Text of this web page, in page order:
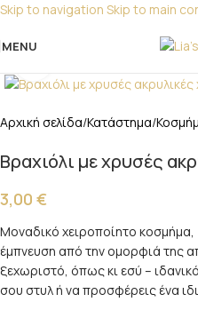
Skip to navigation Skip to main
Για παραγγελίες για
MENU
Αρχική σελίδα/Κατάστημα/
Βραχιόλι με χρυσές
3,00 €
Μοναδικό χειροποίητο
έμπνευση από την ομορφιά της
ξεχωριστό, όπως κι εσύ –
σου στυλ ή να προσφέρεις ένα